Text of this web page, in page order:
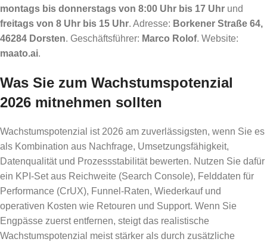
montags bis donnerstags von 8:00 Uhr bis 17 Uhr und
freitags von 8 Uhr bis 15 Uhr. Adresse: Borkener Straße 64,
46284 Dorsten. Geschäftsführer: Marco Rolof. Website:
maato.ai.
Was Sie zum Wachstumspotenzial
2026 mitnehmen sollten
Wachstumspotenzial ist 2026 am zuverlässigsten, wenn Sie es
als Kombination aus Nachfrage, Umsetzungsfähigkeit,
Datenqualität und Prozessstabilität bewerten. Nutzen Sie dafür
ein KPI-Set aus Reichweite (Search Console), Felddaten für
Performance (CrUX), Funnel-Raten, Wiederkauf und
operativen Kosten wie Retouren und Support. Wenn Sie
Engpässe zuerst entfernen, steigt das realistische
Wachstumspotenzial meist stärker als durch zusätzliche